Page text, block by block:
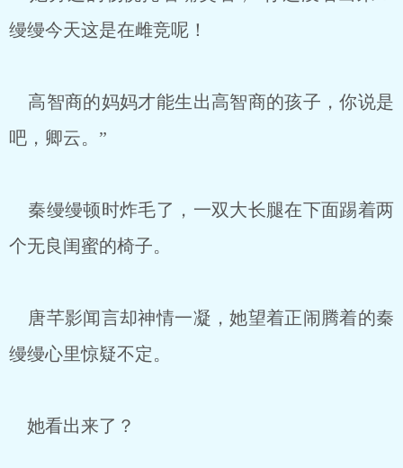
缦缦今天这是在雌竞呢！
高智商的妈妈才能生出高智商的孩子，你说是
吧，卿云。”
秦缦缦顿时炸毛了，一双大长腿在下面踢着两
个无良闺蜜的椅子。
唐芊影闻言却神情一凝，她望着正闹腾着的秦
缦缦心里惊疑不定。
她看出来了？